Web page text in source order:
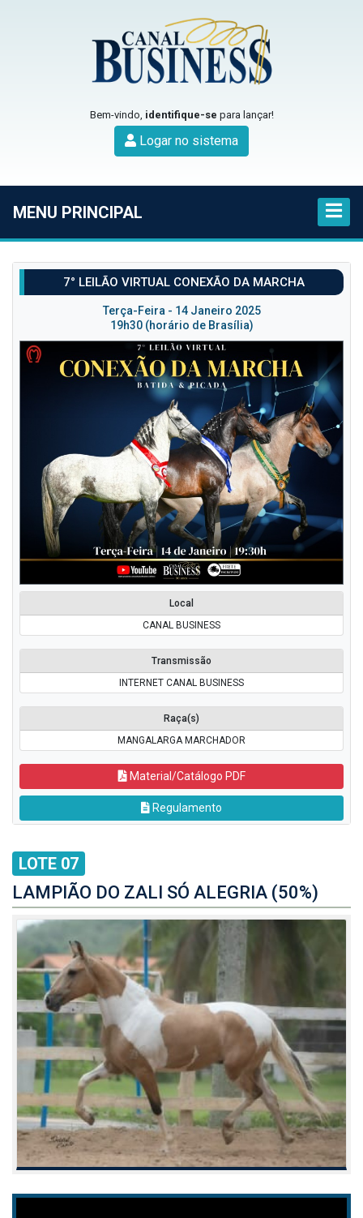
Bem-vindo, identifique-se para lançar!
Logar no sistema
MENU PRINCIPAL
7° LEILÃO VIRTUAL CONEXÃO DA MARCHA
Terça-Feira - 14 Janeiro 2025
19h30 (horário de Brasília)
Local
CANAL BUSINESS
Transmissão
INTERNET CANAL BUSINESS
Raça(s)
MANGALARGA MARCHADOR
Material/Catálogo PDF
Regulamento
LOTE 07
LAMPIÃO DO ZALI SÓ ALEGRIA (50%)